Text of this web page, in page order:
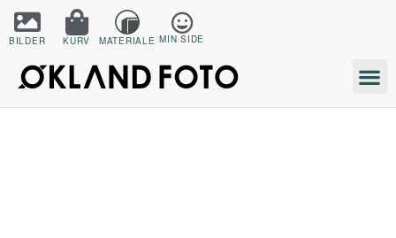
BILDER KURV MATERIALE MIN SIDE